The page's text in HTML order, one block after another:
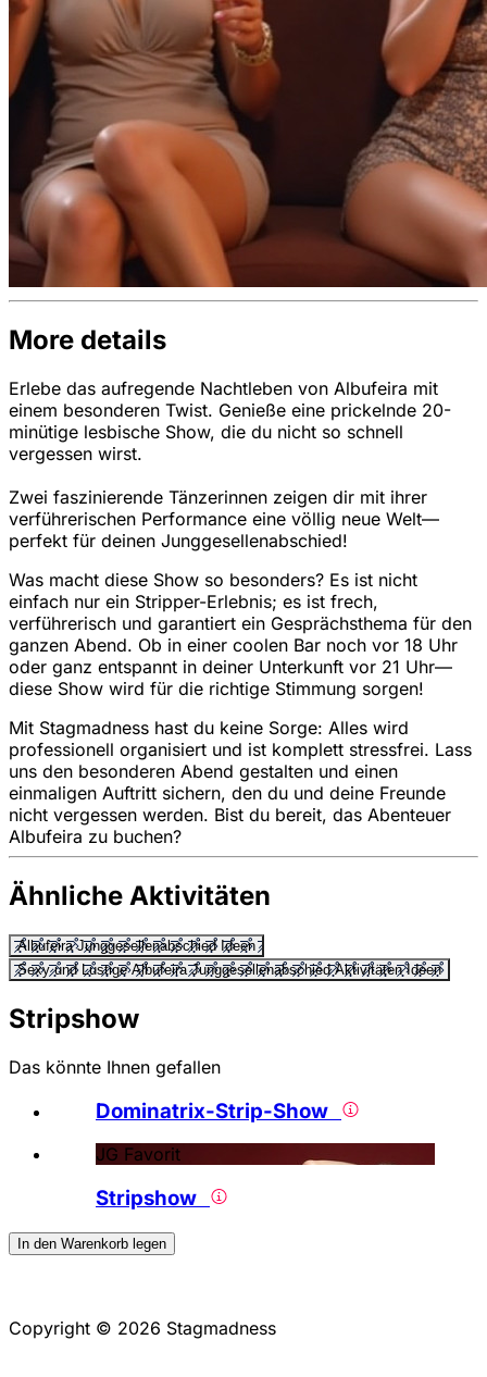
More details
Erlebe das aufregende Nachtleben von Albufeira mit
einem besonderen Twist. Genieße eine prickelnde 20-
minütige lesbische Show, die du nicht so schnell
vergessen wirst.
Zwei faszinierende Tänzerinnen zeigen dir mit ihrer
verführerischen Performance eine völlig neue Welt—
perfekt für deinen Junggesellenabschied!
Was macht diese Show so besonders? Es ist nicht
einfach nur ein Stripper-Erlebnis; es ist frech,
verführerisch und garantiert ein Gesprächsthema für den
ganzen Abend. Ob in einer coolen Bar noch vor 18 Uhr
oder ganz entspannt in deiner Unterkunft vor 21 Uhr—
diese Show wird für die richtige Stimmung sorgen!
Mit Stagmadness hast du keine Sorge: Alles wird
professionell organisiert und ist komplett stressfrei. Lass
uns den besonderen Abend gestalten und einen
einmaligen Auftritt sichern, den du und deine Freunde
nicht vergessen werden. Bist du bereit, das Abenteuer
Albufeira zu buchen?
Ähnliche Aktivitäten
Albufeira Junggesellenabschied Ideen
Sexy und Lustige Albufeira Junggesellenabschied Aktivitäten Ideen
Stripshow
Das könnte Ihnen gefallen
Dominatrix-Strip-Show
JG Favorit
Stripshow
In den Warenkorb legen
Copyright © 2026 Stagmadness